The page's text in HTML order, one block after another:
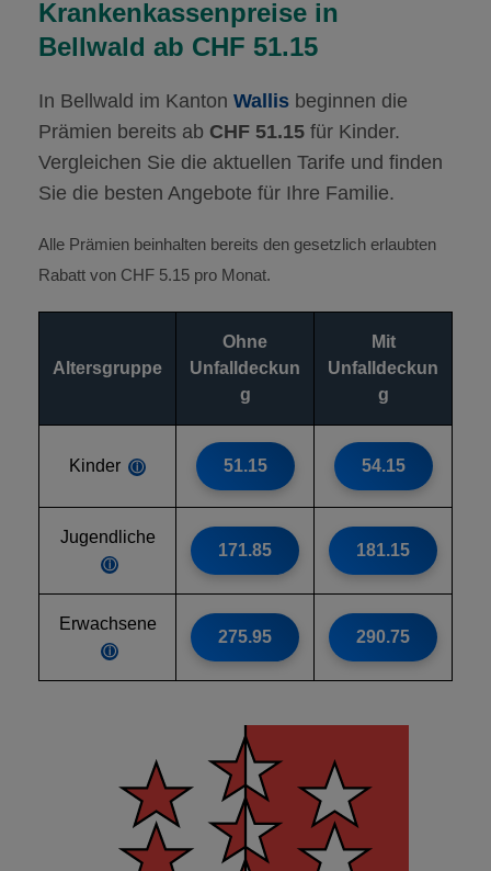
Krankenkassenpreise in
Bellwald ab CHF 51.15
In Bellwald im Kanton Wallis beginnen die
Prämien bereits ab CHF 51.15 für Kinder.
Vergleichen Sie die aktuellen Tarife und finden
Sie die besten Angebote für Ihre Familie.
Alle Prämien beinhalten bereits den gesetzlich erlaubten
Rabatt von CHF 5.15 pro Monat.
Altersgruppe
Ohne
Unfalldeckun
g
Mit
Unfalldeckun
g
Kinder ⓘ 51.15 54.15
Jugendliche
ⓘ
171.85 181.15
Erwachsene
ⓘ
275.95 290.75